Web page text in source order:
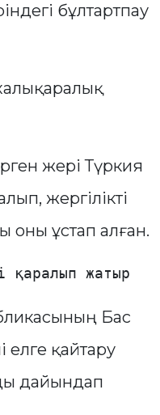
бұлтартпау
жері Түркия
жергілікті
оны ұстап алған.
қаралып жатыр
Бас
елге қайтару
дайындап